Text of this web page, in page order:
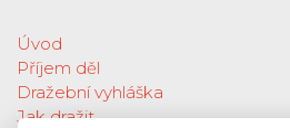
Úvod
Příjem děl
Dražební vyhláška
Jak dražit